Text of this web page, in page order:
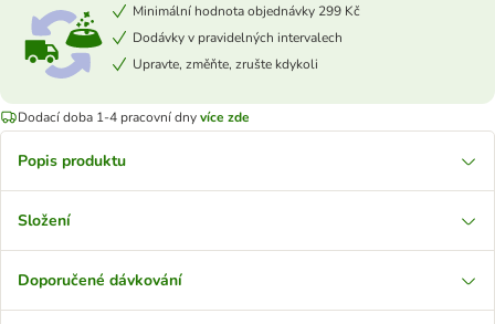
Minimální hodnota objednávky 299 Kč
Dodávky v pravidelných intervalech
Upravte, změňte, zrušte kdykoli
Dodací doba 1-4 pracovní dnyvíce zde
Popis produktu
Složení
Doporučené dávkování